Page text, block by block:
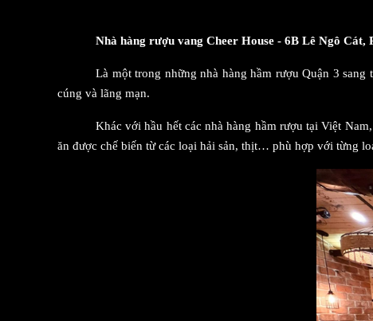
Nhà hàng rượu vang Cheer House - 6B Lê Ngô Cát,
Là một trong những nhà hàng hầm rượu Quận 3
cúng và lãng mạn.
Khác với hầu hết các nhà hàng hầm rượu tại Việt
ăn được chế biến từ các loại hải sản, thịt… phù hợp với từng